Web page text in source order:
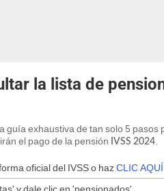
la lista de
guía exhaustiva de tan solo 5
el pago de la pensión IVSS 2024
oficial del IVSS o hazCLIC AQUÍ